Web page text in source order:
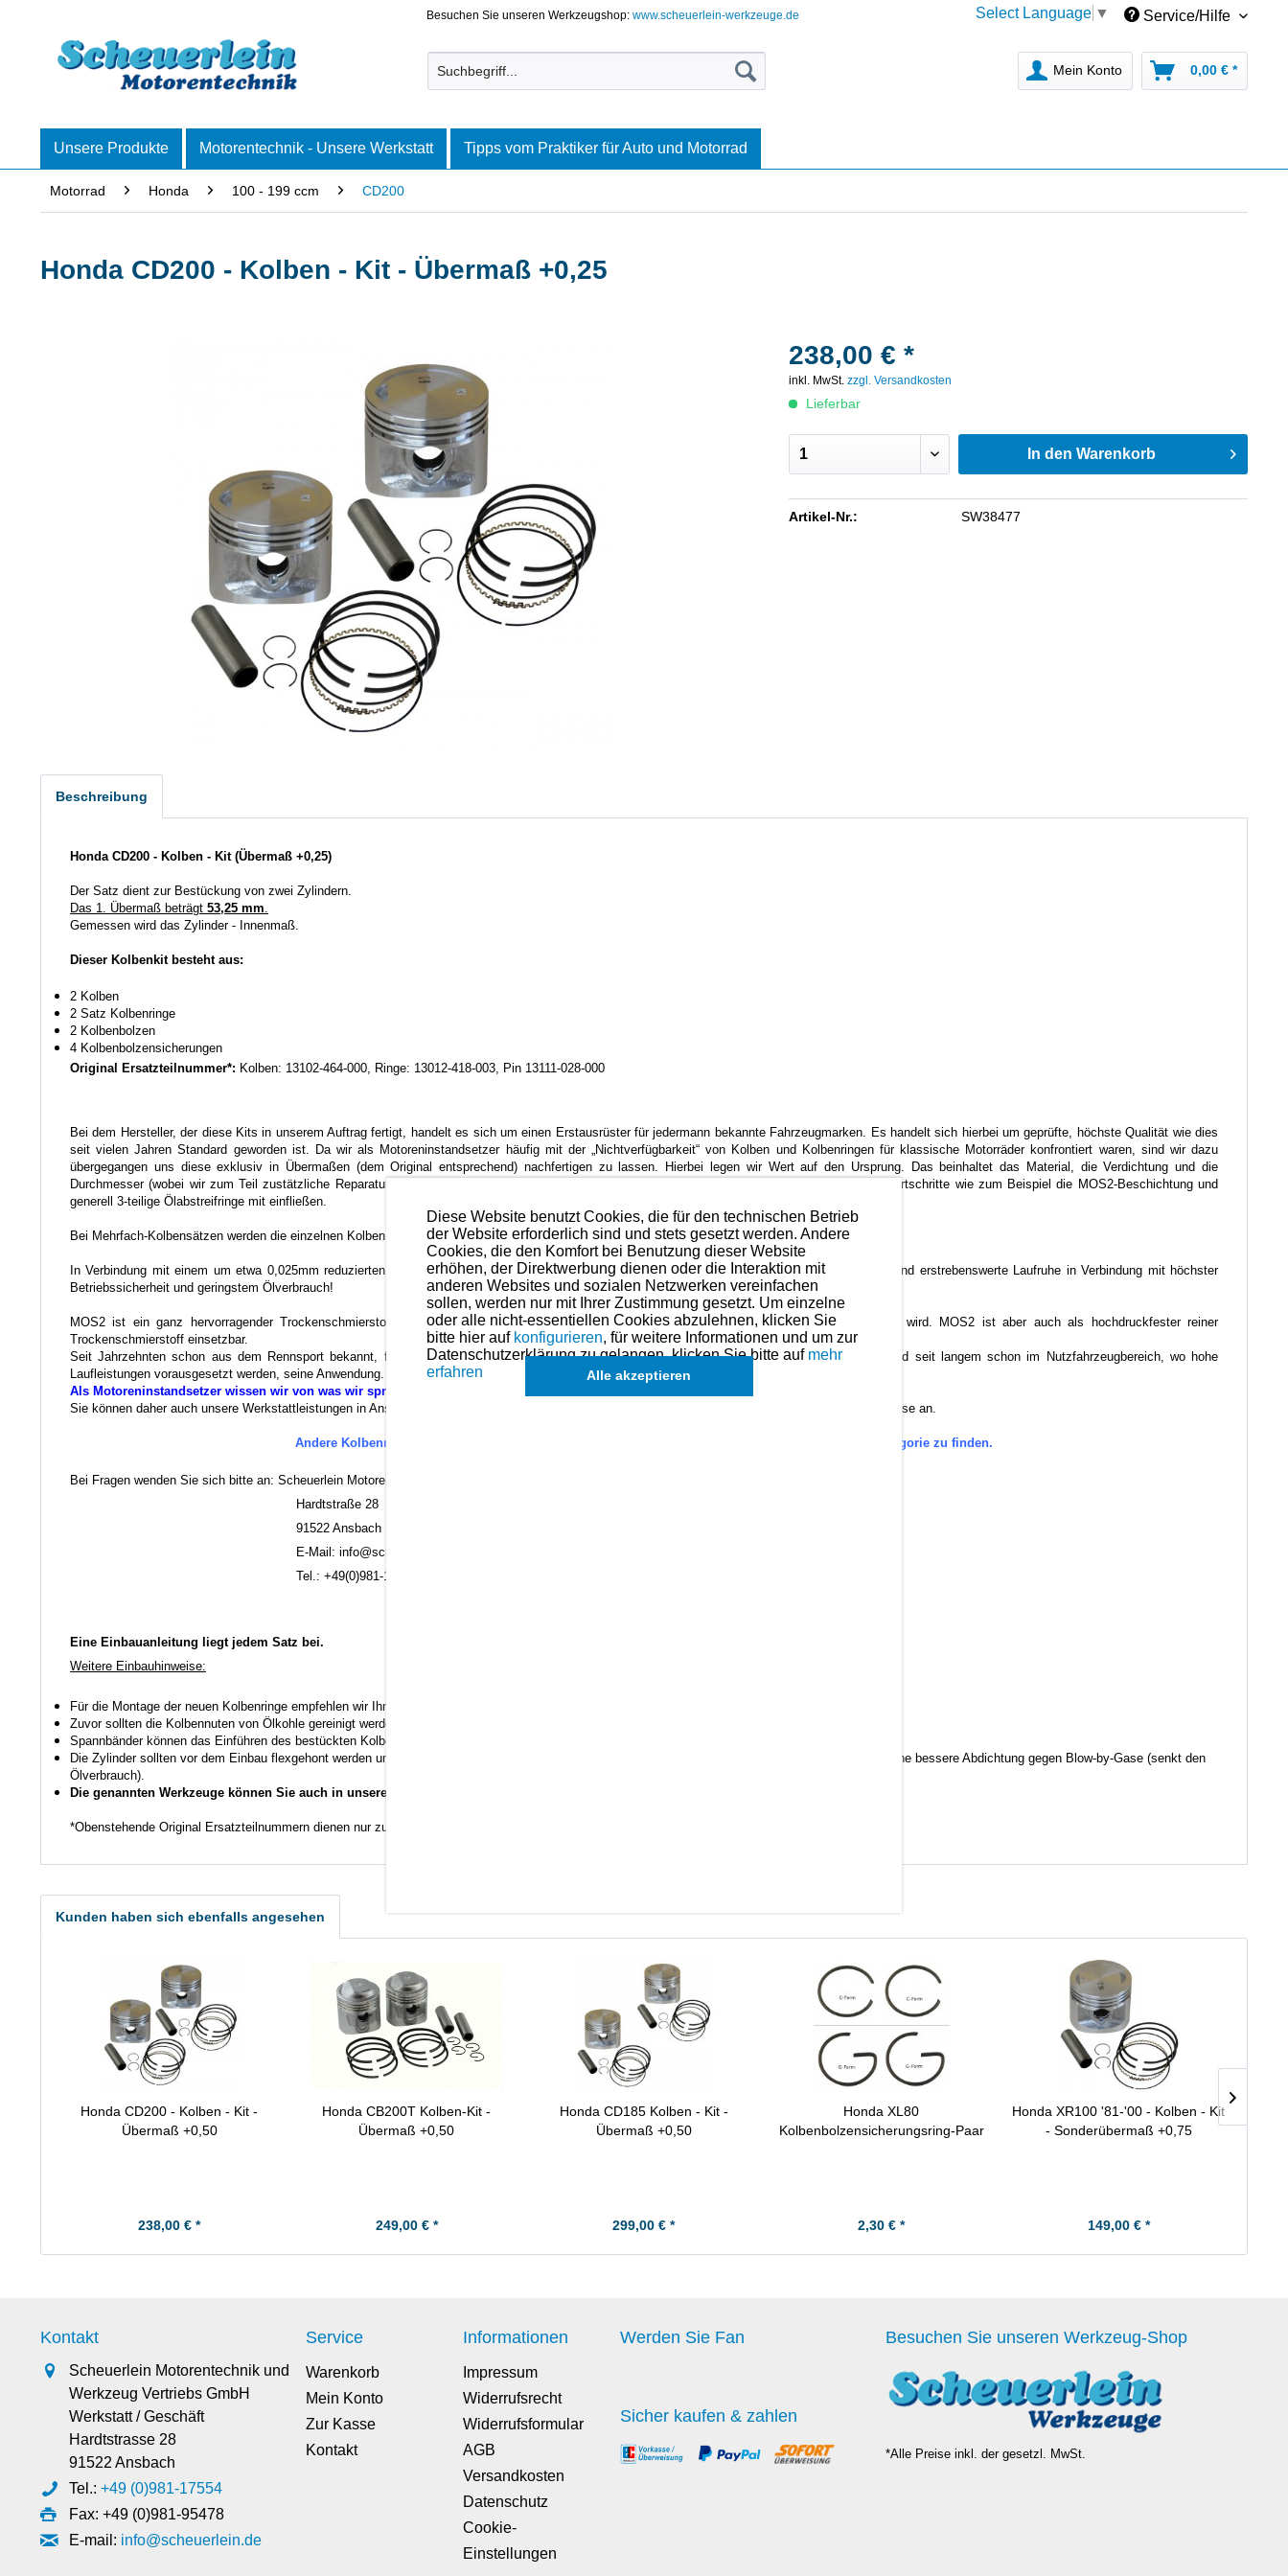
Besuchen Sie unseren Werkzeugshop:www.scheuerlein-werkzeuge.de Select Language ▼ Service/Hilfe
Mein Konto 0,00 € *
Unsere Produkte Motorentechnik - Unsere Werkstatt Tipps vom Praktiker für Auto und Motorrad
Motorrad Honda 100 - 199 ccm CD200
Honda CD200 - Kolben - Kit - Übermaß +0,25
238,00 € *
inkl. MwSt.zzgl. Versandkosten
Lieferbar
In den Warenkorb
Artikel-Nr.: SW38477
Beschreibung
Honda CD200 - Kolben - Kit (Übermaß +0,25)
Der Satz dient zur Bestückung von zwei Zylindern.
Das 1. Übermaß beträgt 53,25 mm.
Gemessen wird das Zylinder - Innenmaß.
Dieser Kolbenkit besteht aus:
2 Kolben
2 Satz Kolbenringe
2 Kolbenbolzen
4 Kolbenbolzensicherungen
Original Ersatzteilnummer*: Kolben: 13102-464-000, Ringe: 13012-418-003, Pin 13111-028-000
Bei dem Hersteller, der diese Kits in unserem Auftrag fertigt, handelt es sich um einen Erstausrüster für jedermann bekannte Fahrzeugmarken. Es handelt sich hierbei um geprüfte, höchste Qualität wie dies
seit vielen Jahren Standard geworden ist. Da wir als Motoreninstandsetzer häufig mit der „Nichtverfügbarkeit“ von Kolben und Kolbenringen für klassische Motorräder konfrontiert waren, sind wir dazu
übergegangen uns diese exklusiv in Übermaßen (dem Original entsprechend) nachfertigen zu lassen. Hierbei legen wir Wert auf den Ursprung. Das beinhaltet das Material, die Verdichtung und die
Durchmesser (wobei wir zum Teil zustätzliche Reparaturgrößen anbieten). Allerdings wollen wir auch nicht technisch stehen bleiben und lassen Fortschritte wie zum Beispiel die MOS2-Beschichtung und
generell 3-teilige Ölabstreifringe mit einfließen.
Bei Mehrfach-Kolbensätzen werden die einzelnen Kolben auf eine minimale Gewichtstoleranz verwogen auf unterhalb von 0,2 Gramm.
In Verbindung mit einem um etwa 0,025mm reduzierten Einbauspiel (durch die MOS2-Beschichtung möglich) ergibt sich damit die bestmögliche und erstrebenswerte Laufruhe in Verbindung mit höchster
Betriebssicherheit und geringstem Ölverbrauch!
MOS2 ist ein ganz hervorragender Trockenschmierstoff der auch Ölen als Schmierstoffverbesserer und für Notlaufeigenschaften beigemischt wird. MOS2 ist aber auch als hochdruckfester reiner
Trockenschmierstoff einsetzbar.
Seit Jahrzehnten schon aus dem Rennsport bekannt, findet diese Art der Beschichtung auch in der Serie bei qualitätsbewussten Herstellern und seit langem schon im Nutzfahrzeugbereich, wo hohe
Laufleistungen vorausgesetzt werden, seine Anwendung.
Als Motoreninstandsetzer wissen wir von was wir sprechen.
Sie können daher auch unsere Werkstattleistungen in Anspruch nehmen. Preise hierzu finden Sie in der Kategorien-Übersicht links oder fragen Sie diese an.
Andere Kolbenmaße u. Ersatzteilefür dieses Modell sind (falls vorhanden) in der übergeordneten Kategorie zu finden.
Bei Fragen wenden Sie sich bitte an: Scheuerlein Motorentechnik
Hardtstraße 28
91522 Ansbach
E-Mail: info@scheuerlein.de
Tel.: +49(0)981-17554
Eine Einbauanleitung liegt jedem Satz bei.
Weitere Einbauhinweise:
Für die Montage der neuen Kolbenringe empfehlen wir Ihnen eine Kolbenringzange zu verwenden.
Zuvor sollten die Kolbennuten von Ölkohle gereinigt werden auch hierfür gibt es ein Werkzeug.
Spannbänder können das Einführen des bestückten Kolbens in den Zylinder erleichtern.
Die Zylinder sollten vor dem Einbau flexgehont werden um den Kreuzschliff wieder einzubringen. Dies ermöglicht eine bessere Ölhaftung und somit eine bessere Abdichtung gegen Blow-by-Gase (senkt den
Ölverbrauch).
Die genannten Werkzeuge können Sie auch in unserem Shop finden.
*Obenstehende Original Ersatzteilnummern dienen nur zu Vergleichszwecken.
Kunden haben sich ebenfalls angesehen
Honda CD200 - Kolben - Kit -
Übermaß +0,50
238,00 € *
Honda CB200T Kolben-Kit -
Übermaß +0,50
249,00 € *
Honda CD185 Kolben - Kit -
Übermaß +0,50
299,00 € *
Honda XL80
Kolbenbolzensicherungsring-Paar
2,30 € *
Honda XR100 '81-'00 - Kolben - Kit
- Sonderübermaß +0,75
149,00 € *
Kontakt
Scheuerlein Motorentechnik und
Werkzeug Vertriebs GmbH
Werkstatt / Geschäft
Hardtstrasse 28
91522 Ansbach
Tel.: +49 (0)981-17554
Fax: +49 (0)981-95478
E-mail: info@scheuerlein.de
Service
Warenkorb
Mein Konto
Zur Kasse
Kontakt
Informationen
Impressum
Widerrufsrecht
Widerrufsformular
AGB
Versandkosten
Datenschutz
Cookie-
Einstellungen
Werden Sie Fan
Sicher kaufen & zahlen
Besuchen Sie unseren Werkzeug-Shop
*Alle Preise inkl. der gesetzl. MwSt.
Diese Website benutzt Cookies, die für den technischen Betrieb
der Website erforderlich sind und stets gesetzt werden. Andere
Cookies, die den Komfort bei Benutzung dieser Website
erhöhen, der Direktwerbung dienen oder die Interaktion mit
anderen Websites und sozialen Netzwerken vereinfachen
sollen, werden nur mit Ihrer Zustimmung gesetzt. Um einzelne
oder alle nicht-essentiellen Cookies abzulehnen, klicken Sie
bitte hier auf konfigurieren, für weitere Informationen und um zur
Datenschutzerklärung zu gelangen, klicken Sie bitte auf mehr
erfahren
Alle akzeptieren